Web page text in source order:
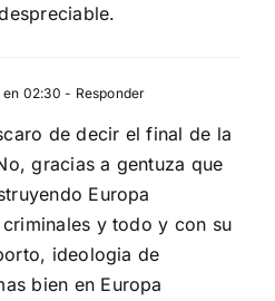
02:30 - Responder
de decir el final de la
gracias a gentuza que
Europa
y todo y con su
ideologia de
bien en Europa